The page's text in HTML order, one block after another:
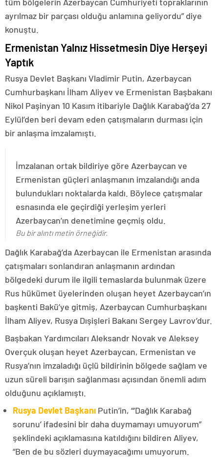
ayrılmaz bir parçası olduğu anlamına geliyordu” diye
konuştu.
Ermenistan Yalnız Hissetmesin Diye Herşeyi
Yaptık
Rusya Devlet Başkanı Vladimir Putin, Azerbaycan
Cumhurbaşkanı İlham Aliyev ve Ermenistan Başbakanı
Nikol Paşinyan 10 Kasım itibariyle Dağlık Karabağ’da 27
Eylül’den beri devam eden çatışmaların durması için
bir anlaşma imzalamıştı.
İmzalanan ortak bildiriye göre Azerbaycan ve
Ermenistan güçleri anlaşmanın imzalandığı anda
bulundukları noktalarda kaldı. Böylece çatışmalar
esnasında ele geçirdiği yerleşim yerleri
Azerbaycan’ın denetimine geçmiş oldu.
Bu bir alıntı metin örneğidir.
Dağlık Karabağ’da Azerbaycan ile Ermenistan arasında
çatışmaları sonlandıran anlaşmanın ardından
bölgedeki durum ile ilgili temaslarda bulunmak üzere
Rus hükümet üyelerinden oluşan heyet Azerbaycan’ın
başkenti Bakü’ye gitmiş, Azerbaycan Cumhurbaşkanı
İlham Aliyev, Rusya Dışişleri Bakanı Sergey Lavrov’dur.
Başbakan Yardımcıları Aleksandr Novak ve Aleksey
Overçuk oluşan heyet Azerbaycan, Ermenistan ve
Rusya’nın imzaladığı üçlü bildirinin bölgede sağlam ve
uzun süreli barışın sağlanması açısından önemli adım
olduğunu açıklamıştı.
Rusya Devlet Başkanı Putin’in, “‘Dağlık Karabağ
sorunu’ ifadesini bir daha duymamayı umuyorum”
şeklindeki açıklamasına katıldığını bildiren Aliyev,
“Ben de bu sözleri duymayacağımı umuyorum.